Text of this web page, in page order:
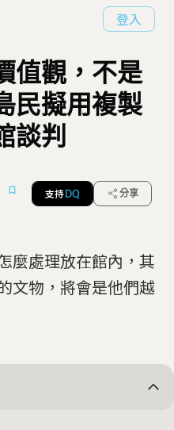
登入
值觀，不是
民擬用複製
談判
支持 DQ 分享
麼處理放在館內，其
文物，將會是他們越